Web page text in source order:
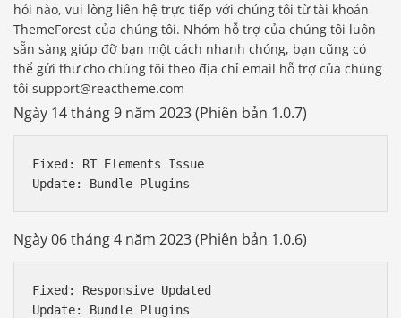
hỏi nào, vui lòng liên hệ trực tiếp với chúng tôi từ tài khoản
ThemeForest của chúng tôi. Nhóm hỗ trợ của chúng tôi luôn
sẵn sàng giúp đỡ bạn một cách nhanh chóng, bạn cũng có
thể gửi thư cho chúng tôi theo địa chỉ email hỗ trợ của chúng
tôi support@reactheme.com
Ngày 14 tháng 9 năm 2023 (Phiên bản 1.0.7)
Fixed: RT Elements Issue
Ngày 06 tháng 4 năm 2023 (Phiên bản 1.0.6)
Fixed: Responsive Updated